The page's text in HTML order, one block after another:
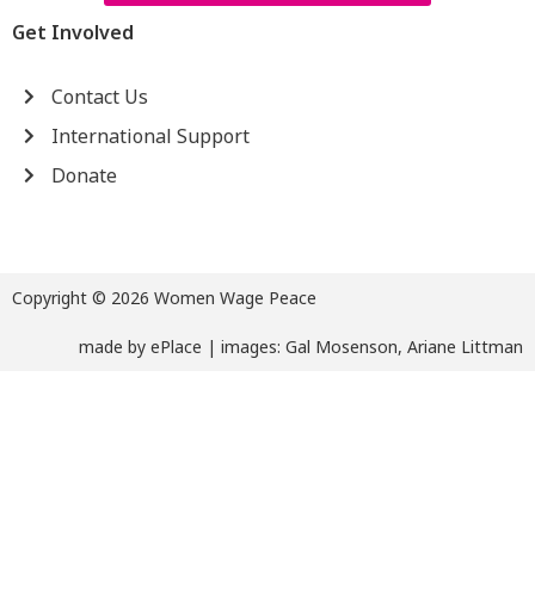
Get Involved
Contact Us
International Support
Donate
Copyright © 2026 Women Wage Peace
made by ePlace | images: Gal Mosenson, Ariane Littman